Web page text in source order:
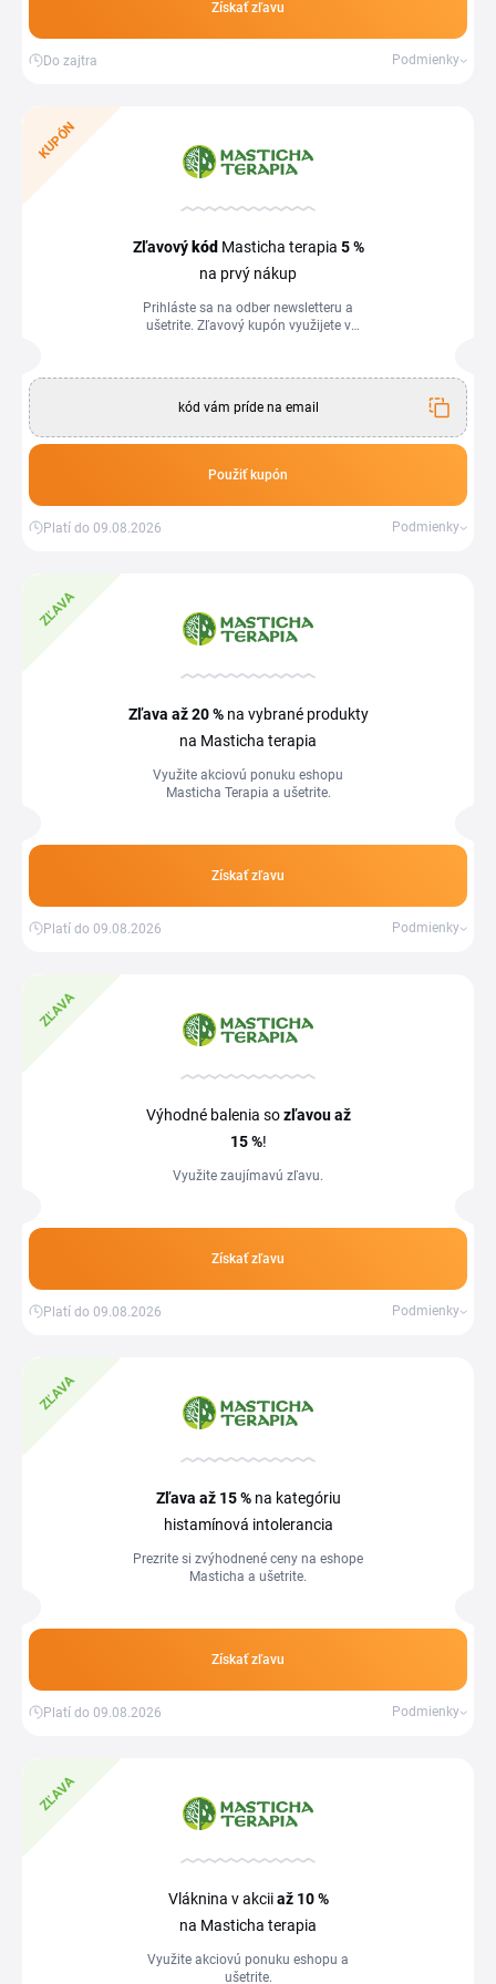
Získať zľavu
Do zajtra Podmienky
KUPÓN
Zľavový kód Masticha terapia 5 %
na prvý nákup
Prihláste sa na odber newsletteru a
ušetrite. Zľavový kupón využijete v
kód vám príde na email
Použiť kupón
Platí do 09.08.2026 Podmienky
ZĽAVA
Zľava až 20 %na vybrané produkty
na Masticha terapia
Využite akciovú ponuku eshopu
Masticha Terapia a ušetrite.
Získať zľavu
Platí do 09.08.2026 Podmienky
ZĽAVA
Výhodné balenia sozľavou až
15 %!
Využite zaujímavú zľavu.
Získať zľavu
Platí do 09.08.2026 Podmienky
ZĽAVA
Zľava až 15 %na kategóriu
histamínová intolerancia
Prezrite si zvýhodnené ceny na eshope
Masticha a ušetrite.
Získať zľavu
Platí do 09.08.2026 Podmienky
ZĽAVA
Vláknina v akciiaž 10 %
na Masticha terapia
Využite akciovú ponuku eshopu a
ušetrite.